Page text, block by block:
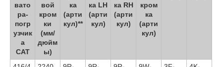
вато
ра-
погр
узчик
а
CAT
вой
кром
ки
(мм/
дюйм
ы)
ка
(арти
кул)**
ка LH
(арти
кул)
ка RH
(арти
кул)
кром
ка
(арти
кул)